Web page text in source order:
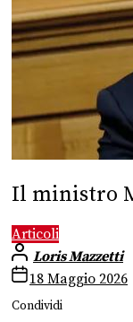
Il ministro
Articoli
Loris Mazzetti
18 Maggio 2026
Condividi